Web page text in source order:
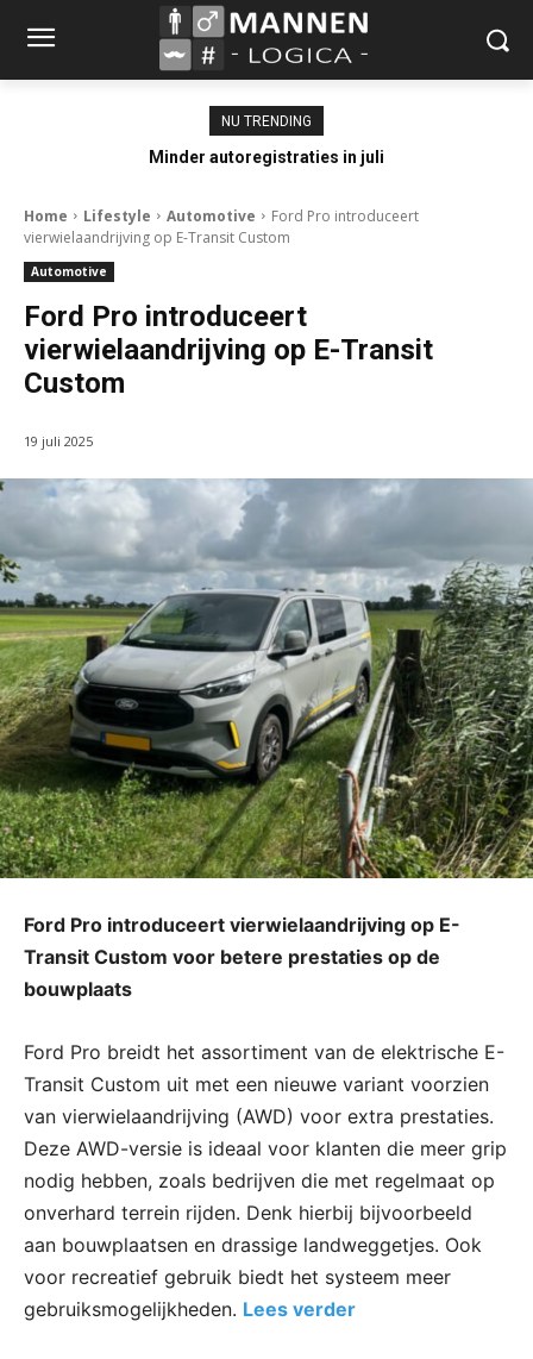
NU TRENDING
Minder autoregistraties in juli
Home Lifestyle Automotive
Ford Pro introduceert
vierwielaandrijving op E-Transit Custom
Automotive
Ford Pro introduceert
vierwielaandrijving op E-Transit
Custom
19 juli 2025
Ford Pro introduceert vierwielaandrijving op E-
Transit Custom voor betere prestaties op de
bouwplaats
Ford Pro breidt het assortiment van de elektrische E-
Transit Custom uit met een nieuwe variant voorzien
van vierwielaandrijving (AWD) voor extra prestaties.
Deze AWD-versie is ideaal voor klanten die meer grip
nodig hebben, zoals bedrijven die met regelmaat op
onverhard terrein rijden. Denk hierbij bijvoorbeeld
aan bouwplaatsen en drassige landweggetjes. Ook
voor recreatief gebruik biedt het systeem meer
gebruiksmogelijkheden. Lees verder